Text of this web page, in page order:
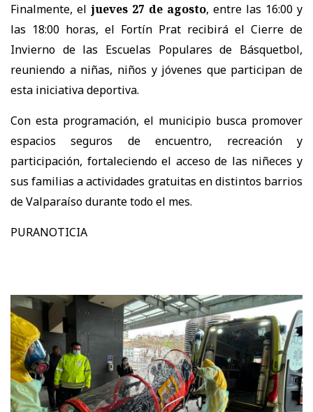
Finalmente, el jueves 27 de agosto, entre las 16:00 y
las 18:00 horas, el Fortín Prat recibirá el Cierre de
Invierno de las Escuelas Populares de Básquetbol,
reuniendo a niñas, niños y jóvenes que participan de
esta iniciativa deportiva.
Con esta programación, el municipio busca promover
espacios seguros de encuentro, recreación y
participación, fortaleciendo el acceso de las niñeces y
sus familias a actividades gratuitas en distintos barrios
de Valparaíso durante todo el mes.
PURANOTICIA